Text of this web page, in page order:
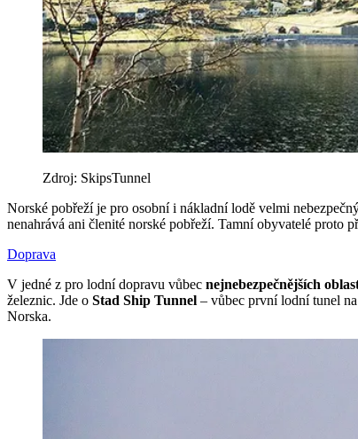
Zdroj: SkipsTunnel
Norské pobřeží je pro osobní i nákladní lodě velmi
nenahrává ani členité norské pobřeží. Tamní obyvatelé proto
Doprava
V jedné z pro lodní dopravu vůbec nejnebezpečnějších
železnic. Jde o Stad Ship Tunnel – vůbec první lodní tunel
Norska.